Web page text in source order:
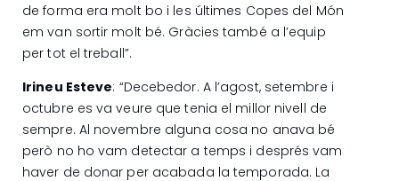
de forma era molt bo i les últimes Copes del Món
em van sortir molt bé. Gràcies també a l’equip
per tot el treball”.
Irineu Esteve: “Decebedor. A l’agost, setembre i
octubre es va veure que tenia el millor nivell de
sempre. Al novembre alguna cosa no anava bé
però no ho vam detectar a temps i després vam
haver de donar per acabada la temporada. La